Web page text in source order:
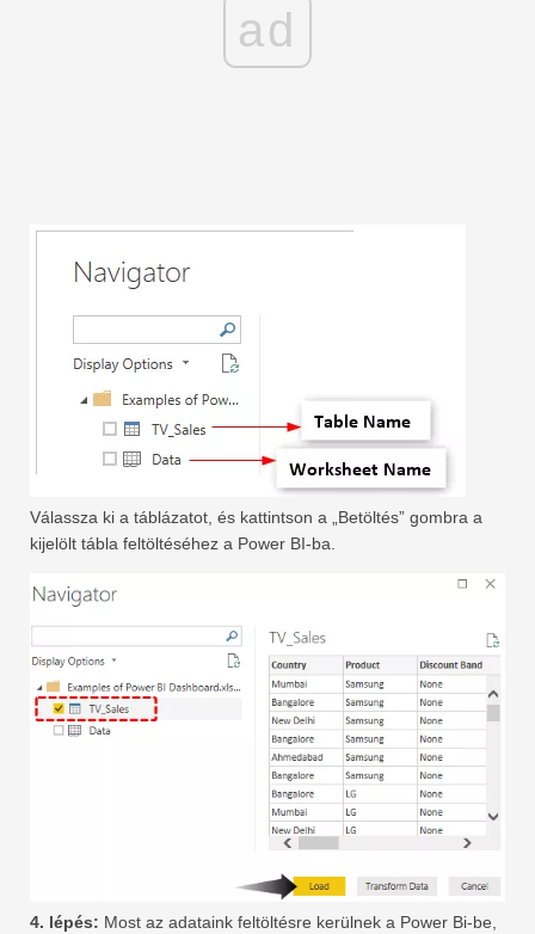
ad
Válassza ki a táblázatot, és kattintson a „Betöltés” ​​gombra a
kijelölt tábla feltöltéséhez a Power BI-ba.
4. lépés: Most az adataink feltöltésre kerülnek a Power Bi-be,